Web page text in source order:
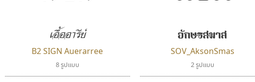
ผู้ออกแบบฟ
คุณแอน ปรั
ระบบปฏิบัติการ
อัตลักษณ์องค์กร
แบบตัวมีเชิงฐาน
เอื้ออารีย์
B2 SIGN Auerarree
8 รูปแบบ
อักษรสมาส
SOV_AksonSmas
2 รูปแบบ